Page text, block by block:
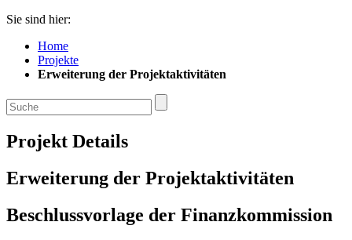
Sie sind hier:
Home
Projekte
Erweiterung der Projektaktivitäten
Projekt Details
Erweiterung der Projektaktivitäten
Beschlussvorlage der Finanzkommission